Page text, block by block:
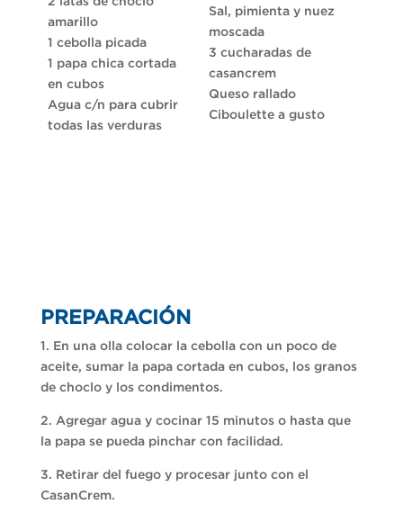
amarillo
1 cebolla picada
1 papa chica cortada
en cubos
Agua c/n para cubrir
todas las verduras
Sal, pimienta y nuez
moscada
3 cucharadas de
casancrem
Queso rallado
Ciboulette a gusto
PREPARACIÓN
1. En una olla colocar la cebolla con un poco de
aceite, sumar la papa cortada en cubos, los granos
de choclo y los condimentos.
2. Agregar agua y cocinar 15 minutos o hasta que
la papa se pueda pinchar con facilidad.
3. Retirar del fuego y procesar junto con el
CasanCrem.